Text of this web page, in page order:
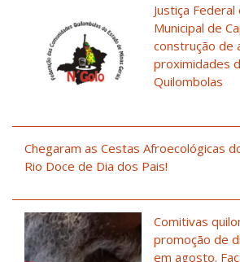
Justiça
Municipal de
construção de
proximidades
Quilombolas
Chegaram as Cestas Afroecológicas
Rio Doce de Dia dos Pais!
Comitivas
promoção de
em agosto.